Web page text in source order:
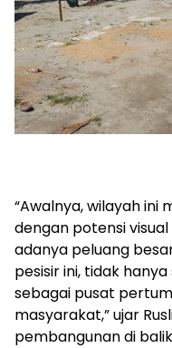
‎“Awalnya, wilayah ini
dengan potensi
adanya peluang
pesisir ini, tidak
sebagai pusat
masyarakat,” ujar
pembangunan di